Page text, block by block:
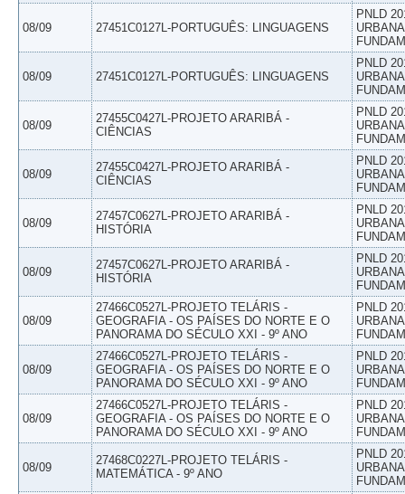
08/09 27451C0127L-PORTUGUÊS: LINGUAGENS
PNLD
08/09 27451C0127L-PORTUGUÊS: LINGUAGENS
PNLD
08/09
27455C0427L-PROJETO ARARIBÁ -
CIÊNCIAS
PNLD
08/09
27455C0427L-PROJETO ARARIBÁ -
CIÊNCIAS
PNLD
08/09
27457C0627L-PROJETO ARARIBÁ -
HISTÓRIA
PNLD
08/09
27457C0627L-PROJETO ARARIBÁ -
HISTÓRIA
PNLD
08/09
27466C0527L-PROJETO TELÁRIS -
GEOGRAFIA - OS PAÍSES DO NORTE E O
PANORAMA DO SÉCULO XXI - 9º ANO
PNLD
08/09
27466C0527L-PROJETO TELÁRIS -
GEOGRAFIA - OS PAÍSES DO NORTE E O
PANORAMA DO SÉCULO XXI - 9º ANO
PNLD
08/09
27466C0527L-PROJETO TELÁRIS -
GEOGRAFIA - OS PAÍSES DO NORTE E O
PANORAMA DO SÉCULO XXI - 9º ANO
PNLD
08/09
27468C0227L-PROJETO TELÁRIS -
MATEMÁTICA - 9º ANO
PNLD